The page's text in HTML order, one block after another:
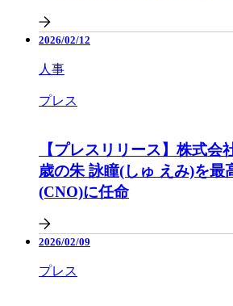
2026/02/12
人事
プレス
【プレスリリース】株式会
歳の朱 詠瞳(しゅ えみ)を最
(CNO)に任命
2026/02/09
プレス